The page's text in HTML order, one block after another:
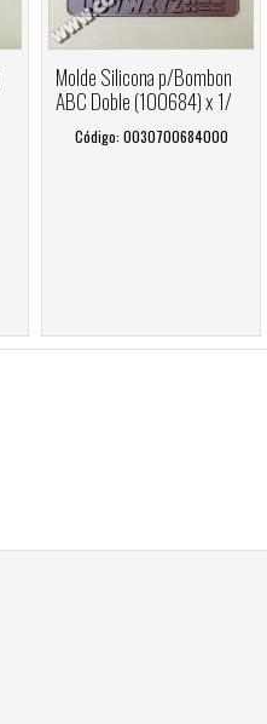
Molde Silicona p/Bombon
ABC Doble (100684) x 1/
Código: 0030700684000